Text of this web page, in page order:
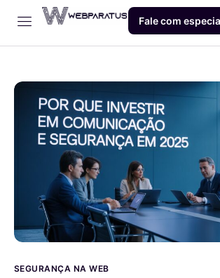
Dev
Produto
Blog
Fale com
SEGURANÇA NA WEB